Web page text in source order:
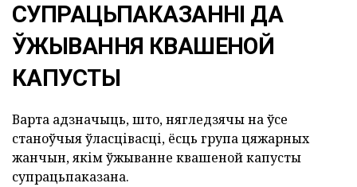
СУПРАЦЬПАКАЗАННІ ДА
ЎЖЫВАННЯ КВАШЕНОЙ
КАПУСТЫ
Варта адзначыць, што, нягледзячы на ўсе
станоўчыя ўласцівасці, ёсць група цяжарных
жанчын, якім ўжыванне квашеной капусты
супрацьпаказана.